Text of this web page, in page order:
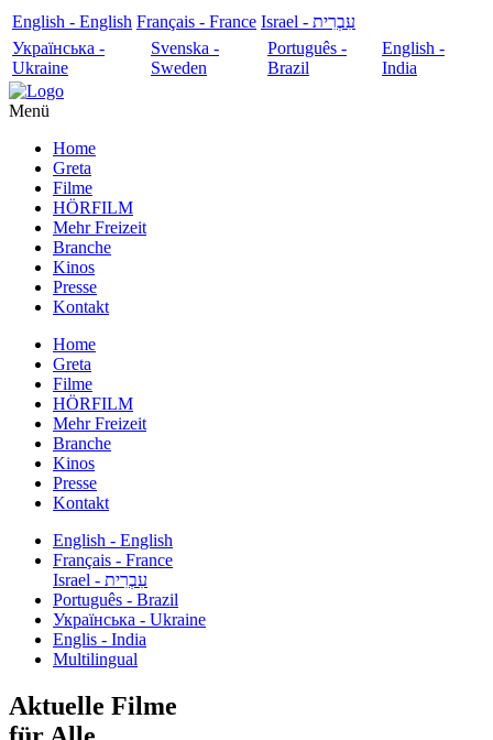
English - English Français - France
עִבְרִית - Israel
Українська -
Ukraine
Svenska -
Sweden
Português -
Brazil
English -
India
Menü
Home
Greta
Filme
HÖRFILM
Mehr Freizeit
Branche
Kinos
Presse
Kontakt
Home
Greta
Filme
HÖRFILM
Mehr Freizeit
Branche
Kinos
Presse
Kontakt
English - English
Français - France
עִבְרִית - Israel
Português - Brazil
Українська - Ukraine
Englis - India
Multilingual
Aktuelle Filme